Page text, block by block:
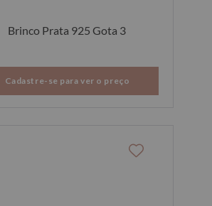
Brinco Prata 925 Gota 3
Cadastre-se para ver o preço